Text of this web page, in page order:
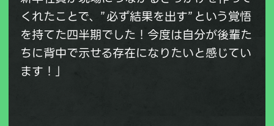
くれたことで、”必ず結果を出す”という覚悟
を持てた四半期でした！今度は自分が後輩た
ちに背中で示せる存在になりたいと感じてい
ます！」